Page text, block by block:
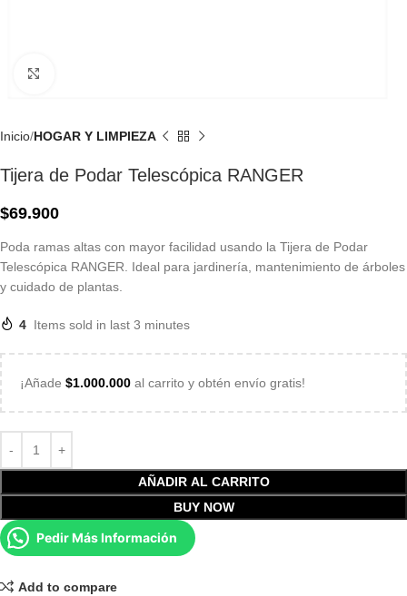
Inicio HOGAR Y LIMPIEZA
Tijera de Podar Telescópica RANGER
$69.900
Poda ramas altas con mayor facilidad usando la Tijera de Podar
Telescópica RANGER. Ideal para jardinería, mantenimiento de árboles
y cuidado de plantas.
4 Items sold in last 3 minutes
¡Añade $1.000.000 al carrito y obtén envío gratis!
AÑADIR AL CARRITO
BUY NOW
Pedir Más Información
Add to compare